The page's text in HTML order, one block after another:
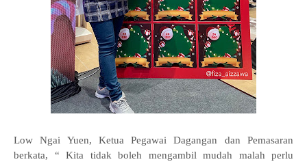
Low Ngai Yuen, Ketua Pegawai Dagangan dan Pemasaran
berkata, “ Kita tidak boleh mengambil mudah malah perlu